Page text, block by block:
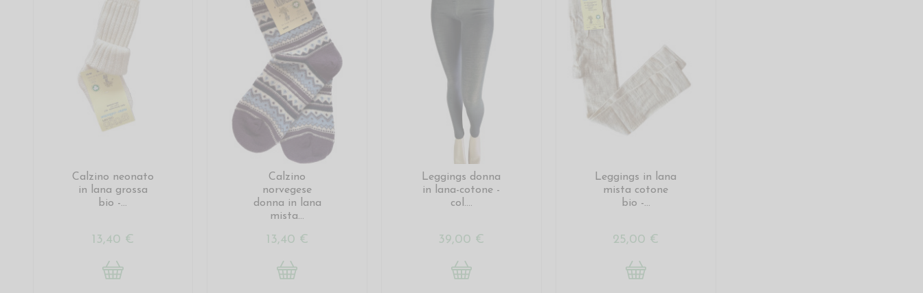
Calzino neonato
in lana grossa
bio -...
13,40 €
Calzino
norvegese
donna in lana
mista...
13,40 €
Leggings donna
in lana-cotone -
col....
39,00 €
Leggings in lana
mista cotone
bio -...
25,00 €